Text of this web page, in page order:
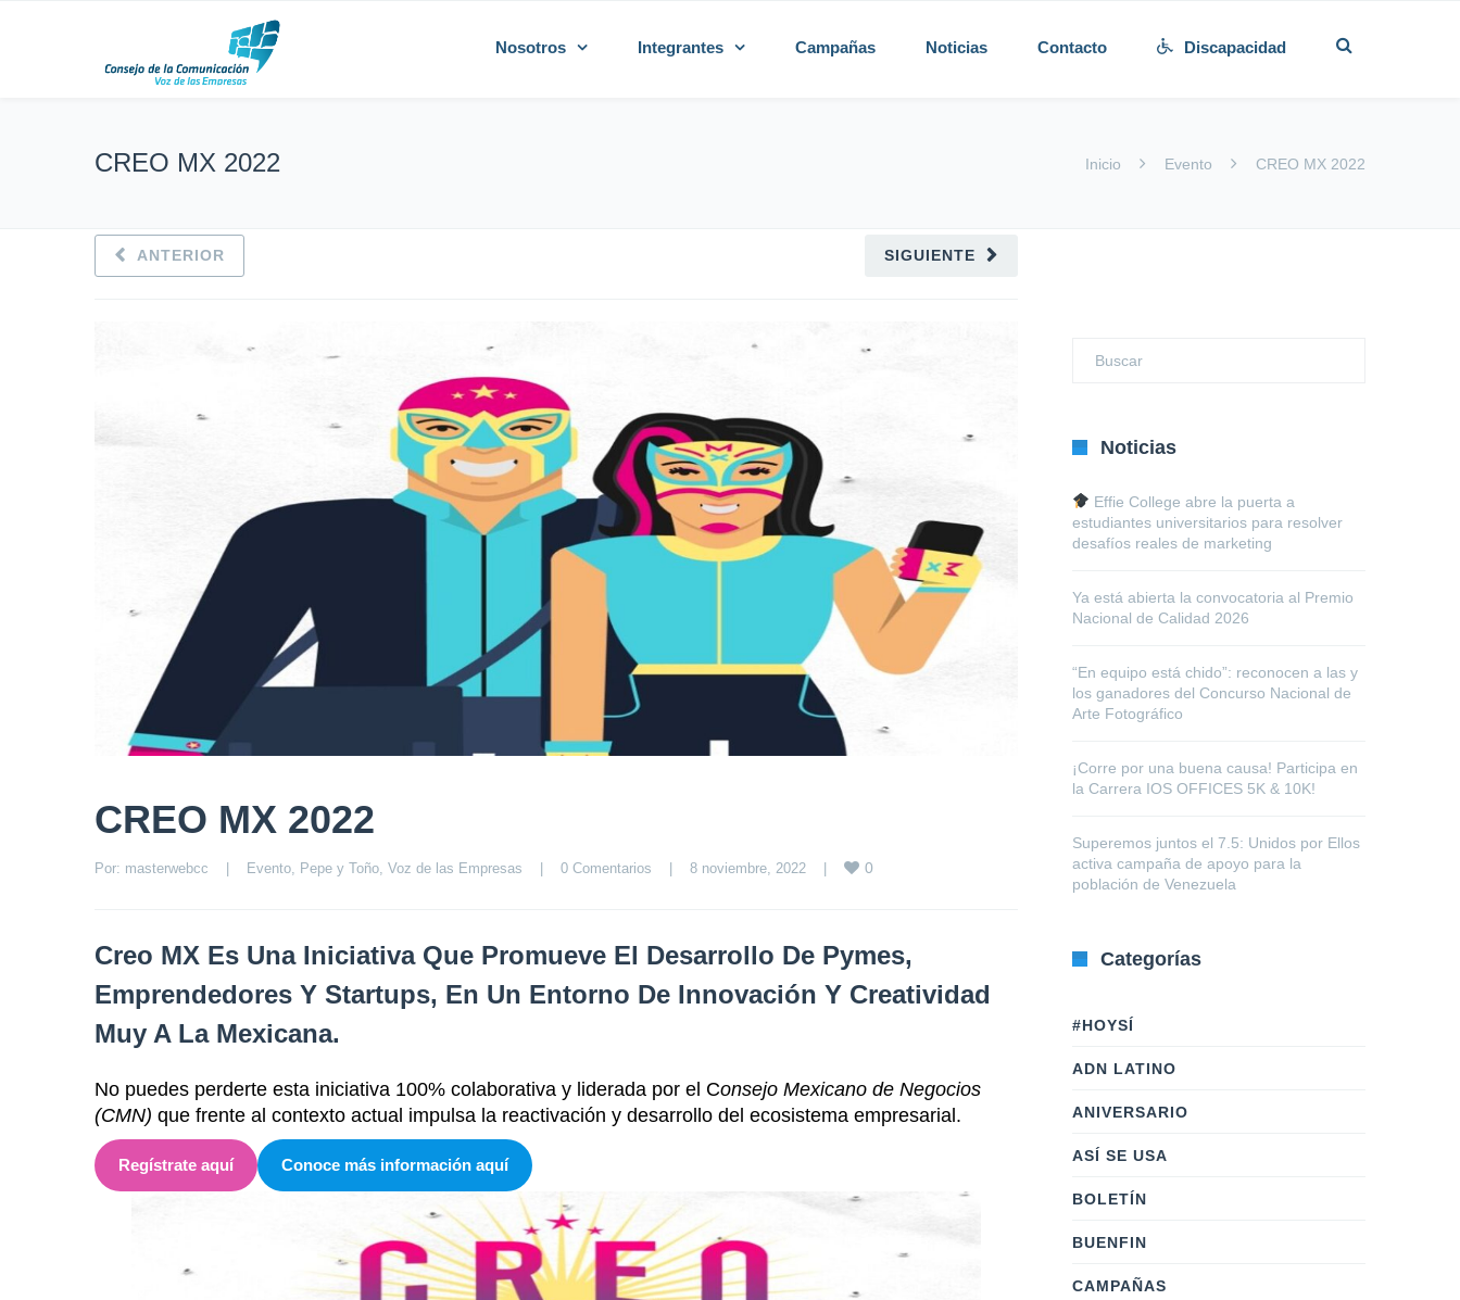
Nosotros Integrantes Campañas Noticias Contacto Discapacidad
CREO MX 2022 Inicio Evento CREO MX 2022
SIGUIENTE
ANTERIOR
CREO MX 2022
Por: masterwebcc Evento, Pepe y Toño, Voz de las Empresas 0 Comentarios 8 noviembre, 2022 0
Creo MX Es Una Iniciativa Que Promueve El Desarrollo De Pymes,
Emprendedores Y Startups, En Un Entorno De Innovación Y Creatividad
Muy A La Mexicana.
No puedes perderte esta iniciativa 100% colaborativa y liderada por el Consejo Mexicano de Negocios
(CMN) que frente al contexto actual impulsa la reactivación y desarrollo del ecosistema empresarial.
Regístrate aquí Conoce más información aquí
Noticias
Effie College abre la puerta a
estudiantes universitarios para resolver
desafíos reales de marketing
Ya está abierta la convocatoria al Premio
Nacional de Calidad 2026
“En equipo está chido”: reconocen a las y
los ganadores del Concurso Nacional de
Arte Fotográfico
¡Corre por una buena causa! Participa en
la Carrera IOS OFFICES 5K & 10K!
Superemos juntos el 7.5: Unidos por Ellos
activa campaña de apoyo para la
población de Venezuela
Categorías
#HOYSÍ
ADN LATINO
ANIVERSARIO
ASÍ SE USA
BOLETÍN
BUENFIN
CAMPAÑAS